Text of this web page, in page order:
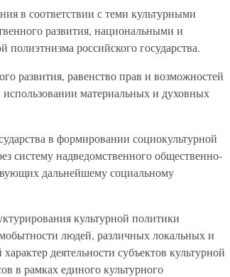
в соответствии с теми культурными
развития, национальными и
российского государства.
развития, равенство прав и возможностей
материальных и духовных
в формировании социокультурной
систему надведомственного общественно-
дальнейшему социальному
культурной политики
людей, различных локальных и
деятельности субъектов культурной
в рамках единого культурного